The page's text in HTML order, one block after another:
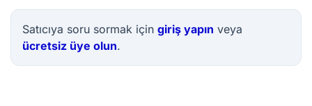
Satıcıya soru sormak için giriş yapın veya
ücretsiz üye olun.